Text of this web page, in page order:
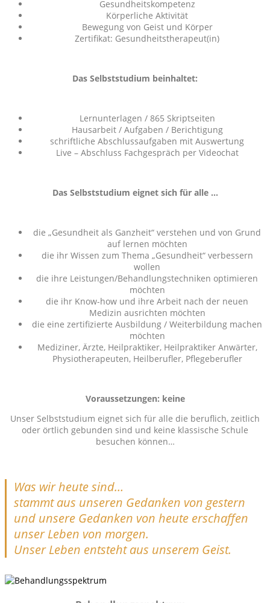
Gesundheitskompetenz
Körperliche Aktivität
Bewegung von Geist und Körper
Zertifikat: Gesundheitstherapeut(in)
Das Selbststudium beinhaltet:
Lernunterlagen / 865 Skriptseiten
Hausarbeit / Aufgaben / Berichtigung
schriftliche Abschlussaufgaben mit Auswertung
Live – Abschluss Fachgespräch per Videochat
Das Selbststudium eignet sich für alle …
die „Gesundheit als Ganzheit“ verstehen und von Grund
auf lernen möchten
die ihr Wissen zum Thema „Gesundheit“ verbessern
wollen
die ihre Leistungen/Behandlungstechniken optimieren
möchten
die ihr Know-how und ihre Arbeit nach der neuen
Medizin ausrichten möchten
die eine zertifizierte Ausbildung / Weiterbildung machen
möchten
Mediziner, Ärzte, Heilpraktiker, Heilpraktiker Anwärter,
Physiotherapeuten, Heilberufler, Pflegeberufler
Voraussetzungen: keine
Unser Selbststudium eignet sich für alle die beruflich, zeitlich
oder örtlich gebunden sind und keine klassische Schule
besuchen können…
Was wir heute sind…
stammt aus unseren Gedanken von gestern
und unsere Gedanken von heute erschaffen
unser Leben von morgen.
Unser Leben entsteht aus unserem Geist.